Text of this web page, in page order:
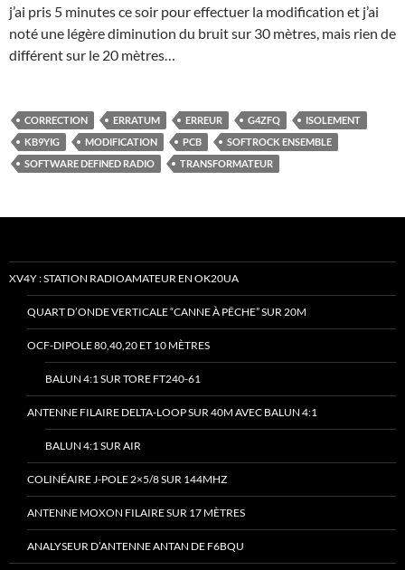
j’ai pris 5 minutes ce soir pour effectuer la modification et j’ai
noté une légère diminution du bruit sur 30 mètres, mais rien de
différent sur le 20 mètres…
CORRECTION ERRATUM ERREUR G4ZFQ
ISOLEMENT
KB9YIG
MODIFICATION PCB
SOFTROCK ENSEMBLE
SOFTWARE DEFINED RADIO
TRANSFORMATEUR
XV4Y : STATION RADIOAMATEUR EN OK20UA
QUART D’ONDE VERTICALE “CANNE À PÊCHE” SUR 20M
OCF-DIPOLE 80,40,20 ET 10 MÈTRES
BALUN 4:1 SUR TORE FT240-61
ANTENNE FILAIRE DELTA-LOOP SUR 40M AVEC BALUN 4:1
BALUN 4:1 SUR AIR
COLINÉAIRE J-POLE 2×5/8 SUR 144MHZ
ANTENNE MOXON FILAIRE SUR 17 MÈTRES
ANALYSEUR D’ANTENNE ANTAN DE F6BQU